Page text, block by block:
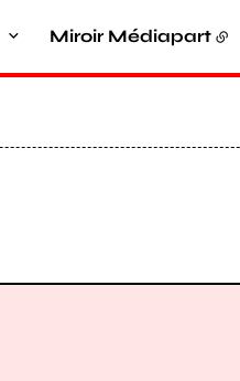
Miroir Médiapart